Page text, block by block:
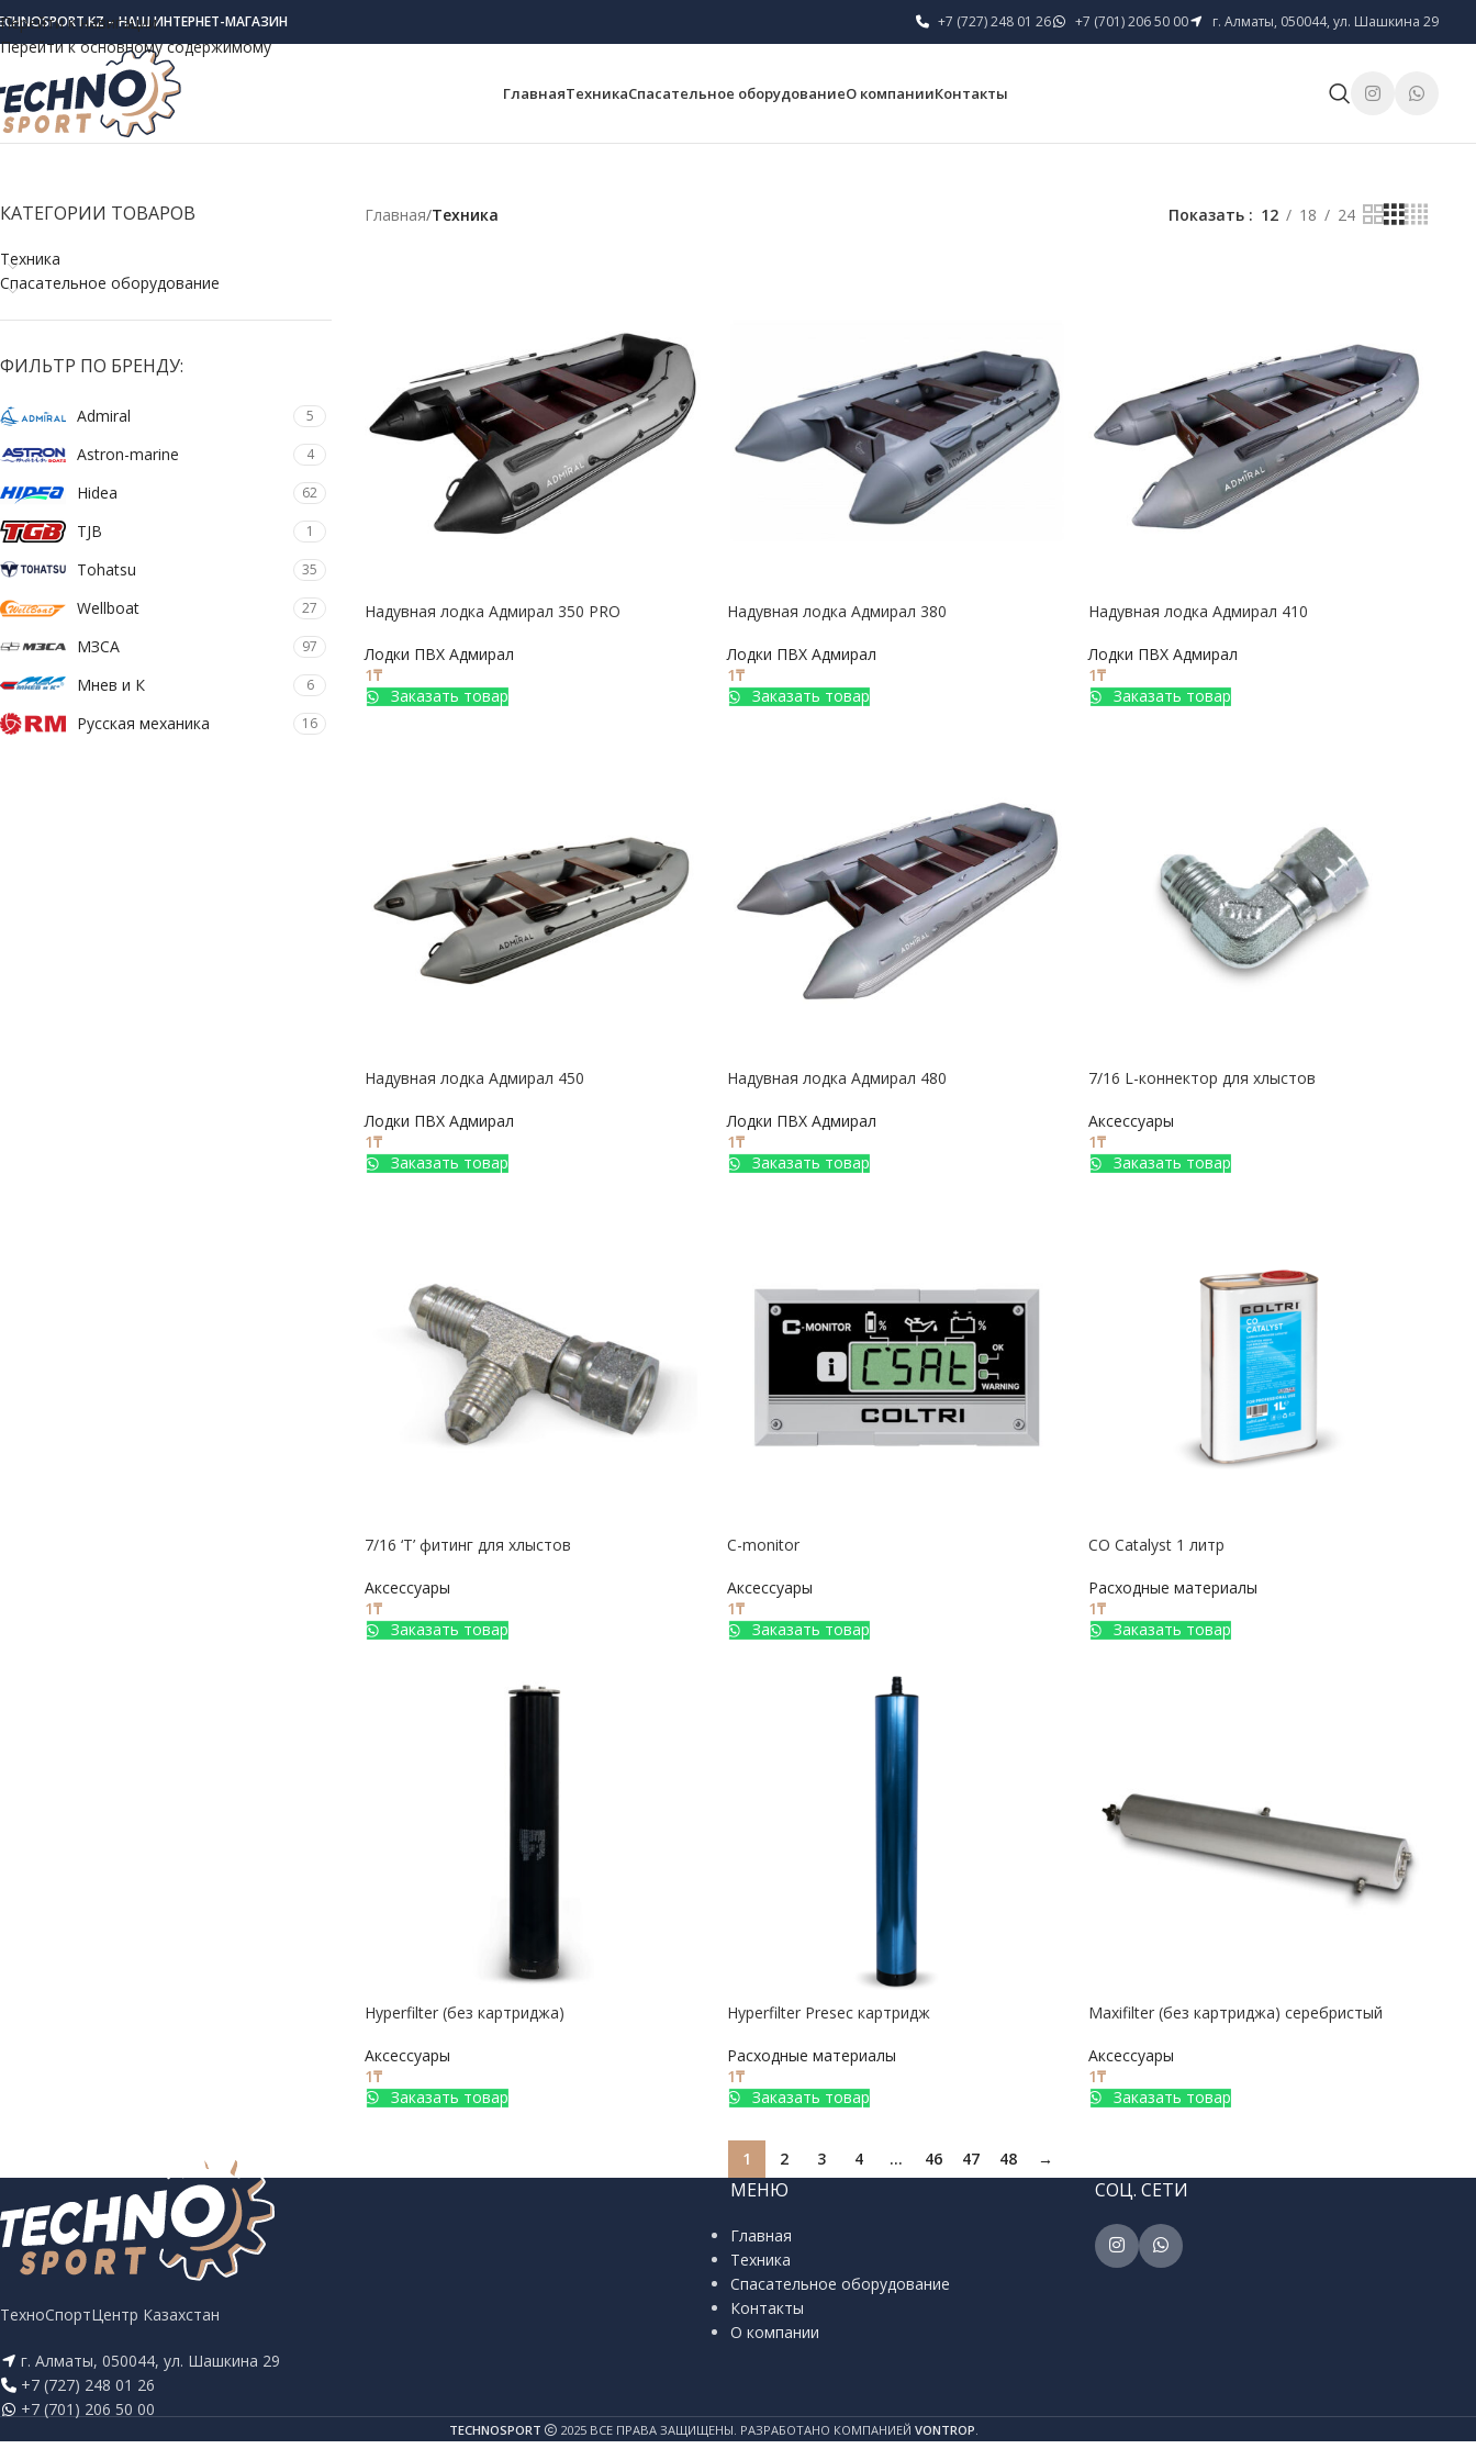
Перейти к навигации
Перейти к основному содержимому
– НАШ ИНТЕРНЕТ-МАГАЗИН +7 (727) 248 01 26 +7 (701) 206 50 00 г. Алматы, 050044, ул. Шашкина 29
ГлавнаяТехникаСпасательное оборудованиеО компанииКонтакты
КАТЕГОРИИ ТОВАРОВ
Техника
Спасательное оборудование
ФИЛЬТР ПО БРЕНДУ:
Admiral 5
Astron-marine 4
Hidea 62
TJB 1
Tohatsu 35
Wellboat 27
МЗСА 97
Мнев и К 6
Русская механика 16
Главная/Техника Показать 12 18 24
Надувная лодка Адмирал 350 PRO
Лодки ПВХ Адмирал
1₸
Заказать товар
Надувная лодка Адмирал 380
Лодки ПВХ Адмирал
1₸
Заказать товар
Надувная лодка Адмирал 410
Лодки ПВХ Адмирал
1₸
Заказать товар
Надувная лодка Адмирал 450
Лодки ПВХ Адмирал
1₸
Заказать товар
Надувная лодка Адмирал 480
Лодки ПВХ Адмирал
1₸
Заказать товар
7/16 L-коннектор для хлыстов
Аксессуары
1₸
Заказать товар
7/16 ‘T’ фитинг для хлыстов
Аксессуары
1₸
Заказать товар
C-monitor
Аксессуары
1₸
Заказать товар
CO Catalyst 1 литр
Расходные материалы
1₸
Заказать товар
Hyperfilter (без картриджа)
Аксессуары
1₸
Заказать товар
Hyperfilter Presec картридж
Расходные материалы
1₸
Заказать товар
Maxifilter (без картриджа) серебристый
Аксессуары
1₸
Заказать товар
1 2 3 4 … 46 47 48 →
ТехноСпортЦентр Казахстан
г. Алматы, 050044, ул. Шашкина 29
+7 (727) 248 01 26
+7 (701) 206 50 00
МЕНЮ
Главная
Техника
Спасательное оборудование
Контакты
О компании
СОЦ. СЕТИ
TECHNOSPORT 2025 ВСЕ ПРАВА ЗАЩИЩЕНЫ. РАЗРАБОТАНО КОМПАНИЕЙ VONTROP